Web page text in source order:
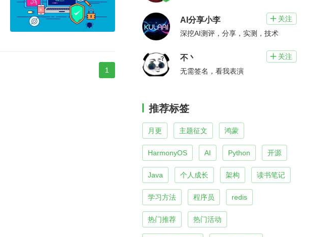
1
AI分享小李  关注
深挖AI测评，分享，实测，技术
不丶  关注
无需签名，看我表演
推荐标签
月更 主题征文 鸿蒙
HarmonyOS AI Python 开源
Java 个人成长 架构 读书笔记
学习方法 程序员 redis
热门推荐 热门活动